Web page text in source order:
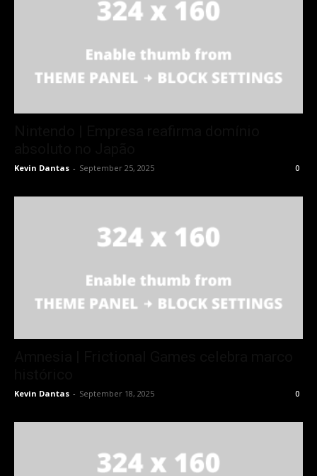
Kevin Dantas - September 25, 2025 0
Kevin Dantas - September 18, 2025 0